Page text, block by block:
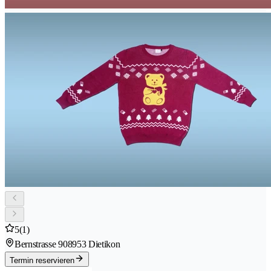
5(1)
Bernstrasse 908953 Dietikon
Termin reservieren